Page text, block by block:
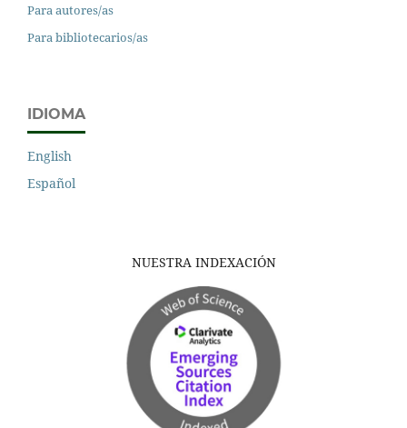
Para autores/as
Para bibliotecarios/as
IDIOMA
English
Español
NUESTRA INDEXACIÓN